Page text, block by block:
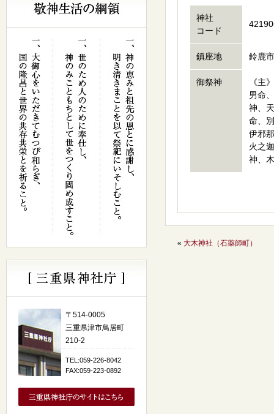
神社
コード
鎮座地 鈴鹿
御祭神
《主
男命
神、
命、
伊邪
火之
神、
« 大木神社（石薬師町）
〒514-0005
三重県津市鳥居町
210-2
TEL:059-226-8042
FAX:059-223-0892